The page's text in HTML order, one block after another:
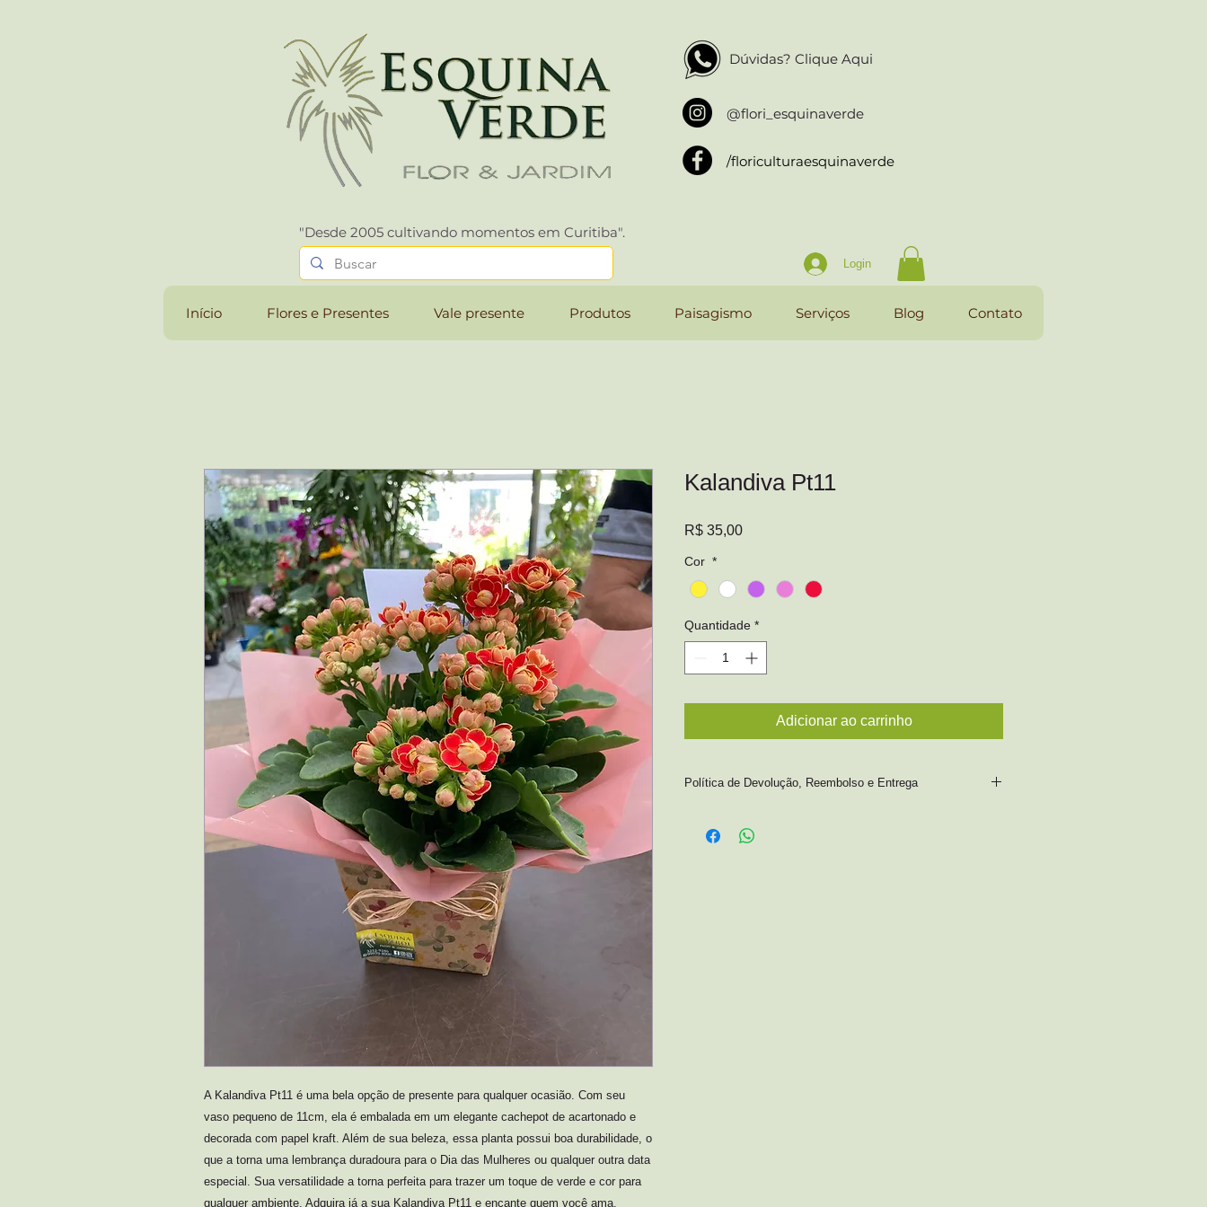
Dúvidas? Clique Aqui
@flori_esquinaverde
/floriculturaesquinaverde
"Desde 2005 cultivando momentos em Curitiba".
Login
Início Flores e Presentes Vale presente Produtos Paisagismo Serviços Blog Contato
A Kalandiva Pt11 é uma bela opção de presente para qualquer ocasião. Com seu
vaso pequeno de 11cm, ela é embalada em um elegante cachepot de acartonado e
decorada com papel kraft. Além de sua beleza, essa planta possui boa durabilidade, o
que a torna uma lembrança duradoura para o Dia das Mulheres ou qualquer outra data
especial. Sua versatilidade a torna perfeita para trazer um toque de verde e cor para
qualquer ambiente. Adquira já a sua Kalandiva Pt11 e encante quem você ama.
Kalandiva Pt11
R$ 35,00Preço
Cor *
Quantidade *
Adicionar ao carrinho
Política de Devolução, Reembolso e Entrega
https://www.esquinaverde.com.br/termos-e-condicoes